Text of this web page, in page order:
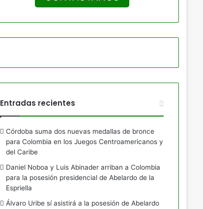
Entradas recientes
Córdoba suma dos nuevas medallas de bronce
para Colombia en los Juegos Centroamericanos y
del Caribe
Daniel Noboa y Luis Abinader arriban a Colombia
para la posesión presidencial de Abelardo de la
Espriella
Álvaro Uribe sí asistirá a la posesión de Abelardo